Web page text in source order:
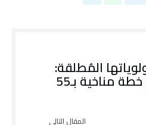
المُطلقة:
تونس تكشف عن خطة مناخية بـ55